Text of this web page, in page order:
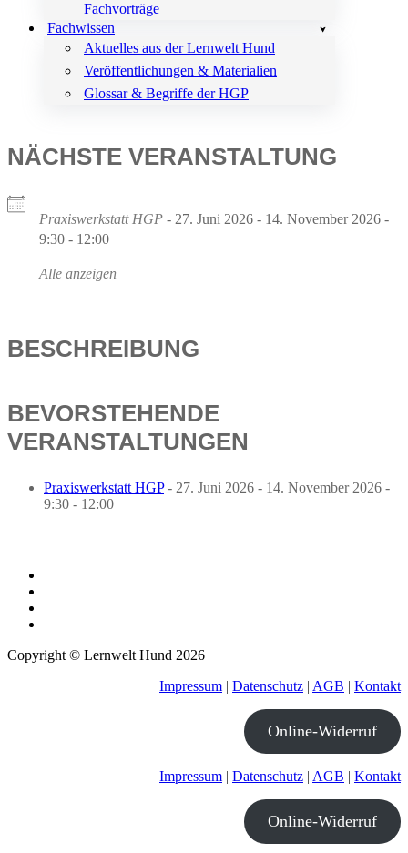
Fachvorträge
Fachwissen
Aktuelles aus der Lernwelt Hund
Veröffentlichungen & Materialien
Glossar & Begriffe der HGP
NÄCHSTE VERANSTALTUNG
Praxiswerkstatt HGP - 27. Juni 2026 - 14. November 2026 -
9:30 - 12:00
Alle anzeigen
BESCHREIBUNG
BEVORSTEHENDE
VERANSTALTUNGEN
Praxiswerkstatt HGP- 27. Juni 2026 - 14. November 2026 -
9:30 - 12:00
Copyright © Lernwelt Hund 2026
Impressum | Datenschutz | AGB | Kontakt
Online-Widerruf
Impressum | Datenschutz | AGB | Kontakt
Online-Widerruf